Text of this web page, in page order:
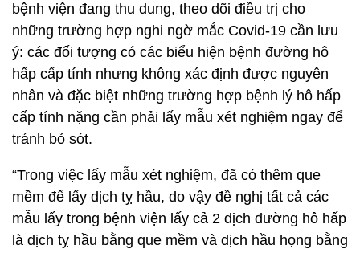
bệnh viện đang thu dung, theo dõi điều trị cho
những trường hợp nghi ngờ mắc Covid-19 cần lưu
ý: các đối tượng có các biểu hiện bệnh đường hô
hấp cấp tính nhưng không xác định được nguyên
nhân và đặc biệt những trường hợp bệnh lý hô hấp
cấp tính nặng cần phải lấy mẫu xét nghiệm ngay để
tránh bỏ sót.
“Trong việc lấy mẫu xét nghiệm, đã có thêm que
mềm để lấy dịch tỵ hầu, do vậy đề nghị tất cả các
mẫu lấy trong bệnh viện lấy cả 2 dịch đường hô hấp
là dịch tỵ hầu bằng que mềm và dịch hầu họng bằng